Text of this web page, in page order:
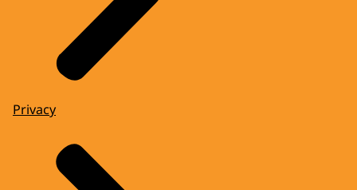
Privacy